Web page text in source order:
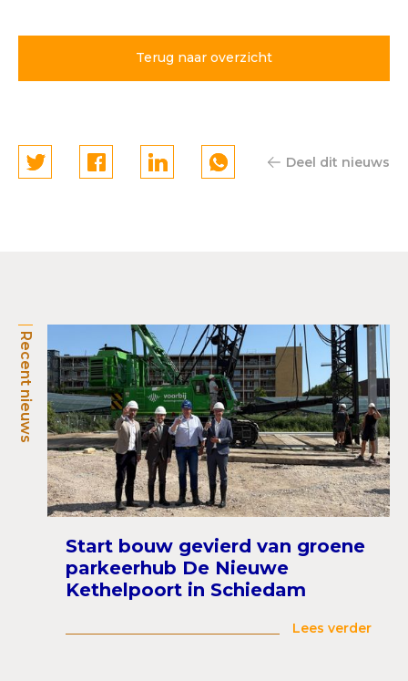
woonomgeving
Terug naar overzicht
Deel dit nieuws
Recent nieuws
Start bouw gevierd van groene
parkeerhub De Nieuwe
Kethelpoort in Schiedam
Lees verder